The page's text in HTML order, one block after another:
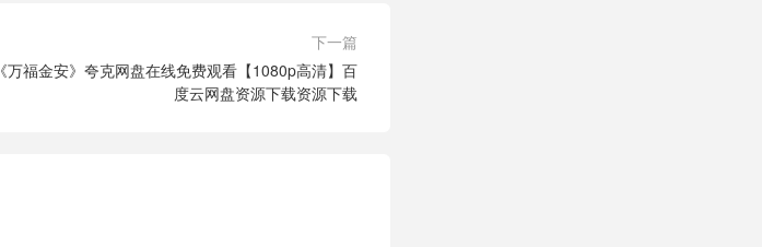
下一篇
《万福金安》夸克网盘在线免费观看【1080p高清】百
度云网盘资源下载资源下载